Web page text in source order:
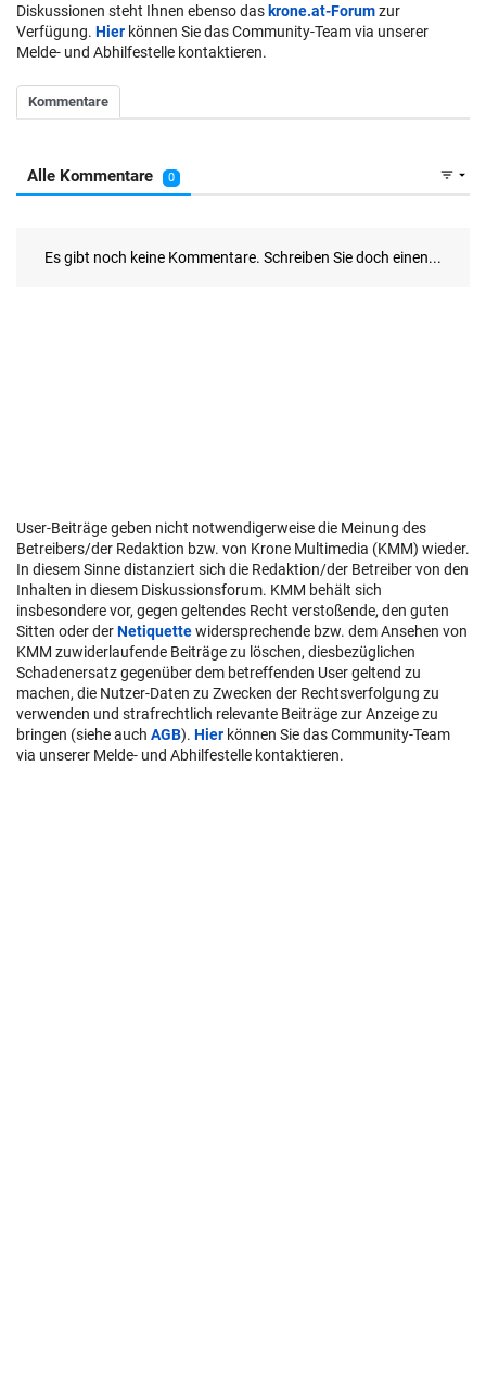
Diskussionen steht Ihnen ebenso das krone.at-Forumzur
Verfügung. Hier können Sie das Community-Team via unserer
Melde- und Abhilfestelle kontaktieren.
User-Beiträge geben nicht notwendigerweise die Meinung des
Betreibers/der Redaktion bzw. von Krone Multimedia (KMM) wieder.
In diesem Sinne distanziert sich die Redaktion/der Betreiber von den
Inhalten in diesem Diskussionsforum. KMM behält sich
insbesondere vor, gegen geltendes Recht verstoßende, den guten
Sitten oder derNetiquettewidersprechende bzw. dem Ansehen von
KMM zuwiderlaufende Beiträge zu löschen, diesbezüglichen
Schadenersatz gegenüber dem betreffenden User geltend zu
machen, die Nutzer-Daten zu Zwecken der Rechtsverfolgung zu
verwenden und strafrechtlich relevante Beiträge zur Anzeige zu
bringen (siehe auch AGB). Hier können Sie das Community-Team
via unserer Melde- und Abhilfestelle kontaktieren.